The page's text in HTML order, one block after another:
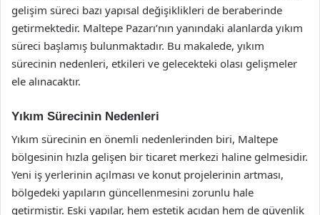
gelişim süreci bazı yapısal değişiklikleri de beraberinde
getirmektedir. Maltepe Pazarı’nın yanındaki alanlarda yıkım
süreci başlamış bulunmaktadır. Bu makalede, yıkım
sürecinin nedenleri, etkileri ve gelecekteki olası gelişmeler
ele alınacaktır.
Yıkım Sürecinin Nedenleri
Yıkım sürecinin en önemli nedenlerinden biri, Maltepe
bölgesinin hızla gelişen bir ticaret merkezi haline gelmesidir.
Yeni iş yerlerinin açılması ve konut projelerinin artması,
bölgedeki yapıların güncellenmesini zorunlu hale
getirmiştir. Eski yapılar, hem estetik açıdan hem de güvenlik